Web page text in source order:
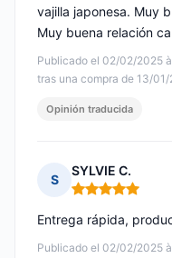
Publicado el 02/02/2025
tras una compra de 13/
vajilla japonesa. Muy
Muy buena relación
Opinión traducida
S
SYLVIE C.
Nota: 5 de 5
Publicado el 02/02/2025
Entrega rápida,